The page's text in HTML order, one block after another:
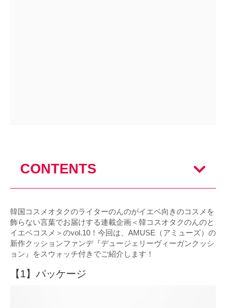
CONTENTS
韓国コスメオタクのライターのんのがイエベ向きのコスメを
飾らない言葉でお届けする連載企画＜韓コスオタクのんのと
イエベコスメ＞のvol.10！今回は、AMUSE（アミューズ）の
新作クッションファンデ『デュージェリーヴィーガンクッシ
ョン』をスウォッチ付きでご紹介します！
【1】パッケージ